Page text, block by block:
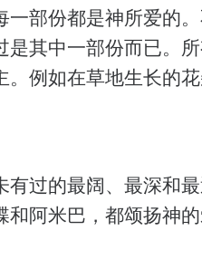
部份都是神所爱的
其中一部份而已。
例如在草地生长的
过的最阔、最深和
阿米巴，都颂扬神